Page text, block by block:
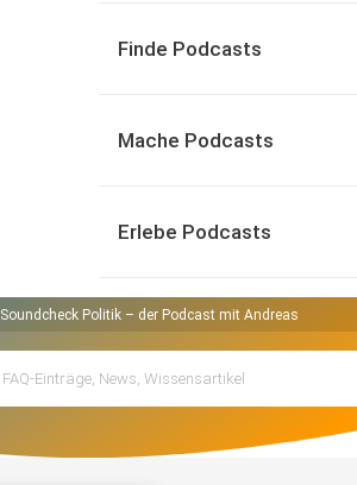
Finde Podcasts
Mache Podcasts
Erlebe Podcasts
Soundcheck Politik – der Podcast mit Andreas Stoch